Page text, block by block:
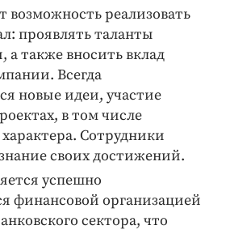
возможность реализовать
проявлять таланты
а также вносить вклад
Всегда
новые идеи, участие
в том числе
Сотрудники
своих достижений.
успешно
финансовой организацией
сектора, что